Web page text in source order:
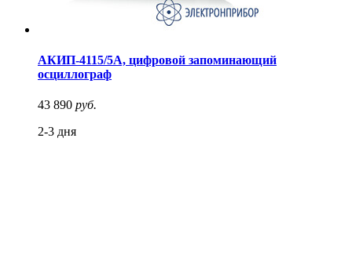
АКИП-4115/5А, цифровой запоминающий
осциллограф
43 890 руб.
2-3 дня